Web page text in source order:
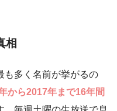
相
も多く名前が挙がるの
から2017年まで16年間